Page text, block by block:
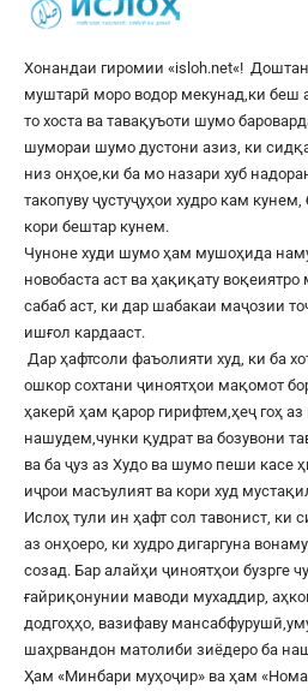
Хонандаи гиромии «isloh.net«!
муштарӣ моро водор мекунад,ки беш
то хоста ва тавақуъоти шумо
шумораи шумо дустони азиз, ки
низ онҳое,ки ба мо назари хуб
такопуву ҷустуҷуҳои худро кам
кори бештар кунем.
Чуноне худи шумо ҳам мушоҳида
новобаста аст ва ҳақиқату
сабаб аст, ки дар шабакаи маҷозии
ишғол кардааст.
Дар ҳафтсоли фаъолияти худ, ки ба
ошкор сохтани ҷиноятҳои мақомот
ҳакерӣ ҳам қарор гирифтем,ҳеҷ гоҳ
нашудем,чунки қудрат ва бозувони
ва ба ҷуз аз Худо ва шумо пеши касе
иҷрои масъулият ва кори худ
Ислоҳ тули ин ҳафт сол тавонист, ки
аз онҳоеро, ки худро дигаргуна
созад. Бар алайҳи ҷиноятҳои бузрге
ғайриқонунии маводи мухаддир,
додгоҳҳо, вазифаву
шаҳрвандон матолиби зиёдеро ба
Ҳам «Минбари муҳоҷир» ва ҳам